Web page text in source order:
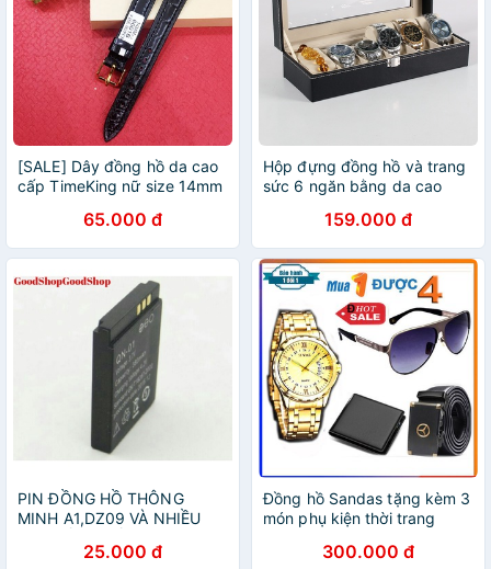
[SALE] Dây đồng hồ da cao
cấp TimeKing nữ size 14mm
65.000 đ
Hộp đựng đồng hồ và trang
sức 6 ngăn bằng da cao
159.000 đ
PIN ĐỒNG HỒ THÔNG
MINH A1,DZ09 VÀ NHIỀU
25.000 đ
Đồng hồ Sandas tặng kèm 3
món phụ kiện thời trang
300.000 đ